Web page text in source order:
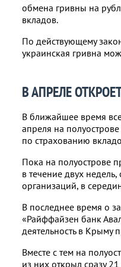
обмена гривны на
вкладов.
По действующему
украинская гривна
В АПРЕЛЕ
В ближайшее время
апреля на
по страхованию
Пока на полуострове
в течение двух
организаций, в
В последнее время о
«Райффайзен банк
деятельность в Крыму
Вместе с тем на
из них открыл сразу